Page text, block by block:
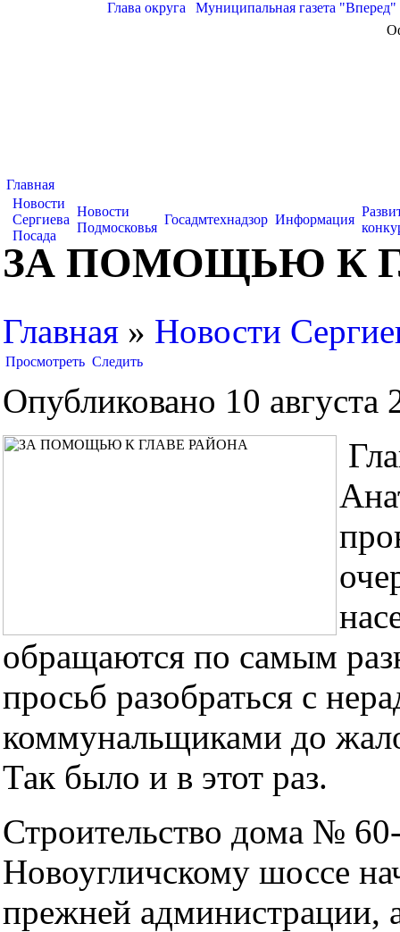
Глава округа Муниципальная газета "Вперед"
Главная
Новости
Сергиева
Посада
Новости
Подмосковья
Госадмтехнадзор Информация
ЗА ПОМОЩЬЮ К
Главная » Новости
Просмотреть Следить
Опубликовано 10 августа
обращаются по самым
просьб разобраться с
коммунальщиками до
Так было и в этот раз.
Строительство дома №
Новоугличскому шоссе
прежней администрации,